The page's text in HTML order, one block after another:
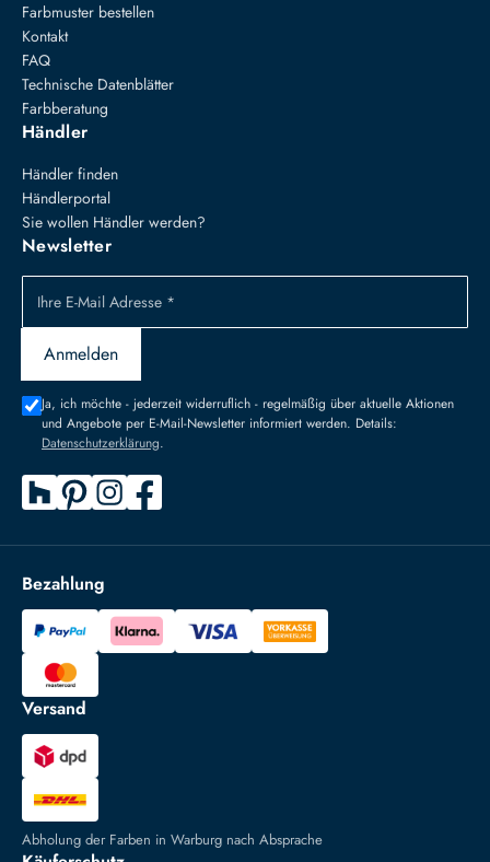
Farbmuster bestellen
Kontakt
FAQ
Technische Datenblätter
Farbberatung
Händler
Händler finden
Händlerportal
Sie wollen Händler werden?
Newsletter
Ihre E-Mail Adresse *
Anmelden
Ja, ich möchte - jederzeit widerruflich - regelmäßig über aktuelle Aktionen
und Angebote per E-Mail-Newsletter informiert werden. Details:
Datenschutzerklärung.
Bezahlung
Versand
Abholung der Farben in Warburg nach Absprache